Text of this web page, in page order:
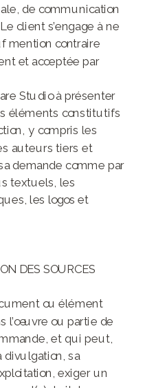
de communication
client s’engage à ne
mention contraire
et acceptée par
Studio à présenter
éléments constitutifs
y compris les
auteurs tiers et
demande comme par
textuels, les
les logos et
DES SOURCES
ou élément
l’œuvre ou partie de
et qui peut,
divulgation, sa
exiger un